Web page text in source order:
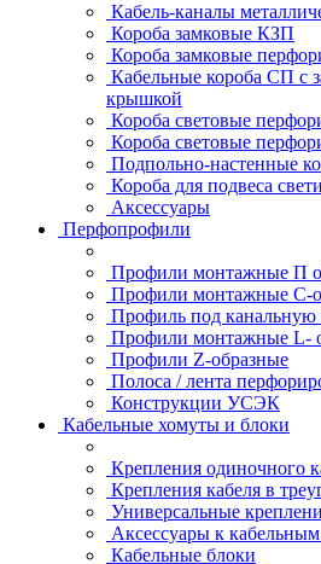
Кабель-каналы
Короба замковые КЗП
Короба замковые
Кабельные короба СП с
крышкой
Короба световые
Короба световые
Подпольно-настенные
Короба для подвеса
Аксессуары
Перфопрофили
Профили монтажные П
Профили монтажные C-
Профиль под канальную
Профили монтажные L-
Профили Z-образные
Полоса / лента
Конструкции УСЭК
Кабельные хомуты и блоки
Крепления одиночного
Крепления кабеля в
Универсальные
Аксессуары к
Кабельные блоки